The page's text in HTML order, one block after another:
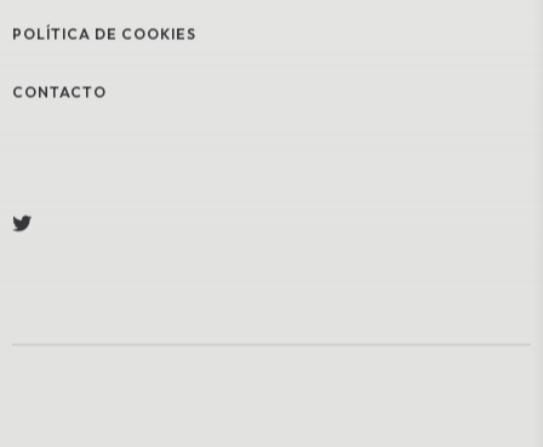
POLÍTICA DE COOKIES
CONTACTO